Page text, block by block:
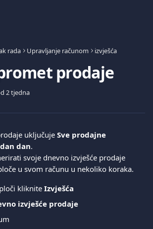
rada Upravljanje računom izvješća
prodaje
2 tjedna
uključuje Sve prodajne
dan.
svoje dnevno izvješće prodaje
u svom računu u nekoliko koraka.
kliknite Izvješća
izvješće prodaje